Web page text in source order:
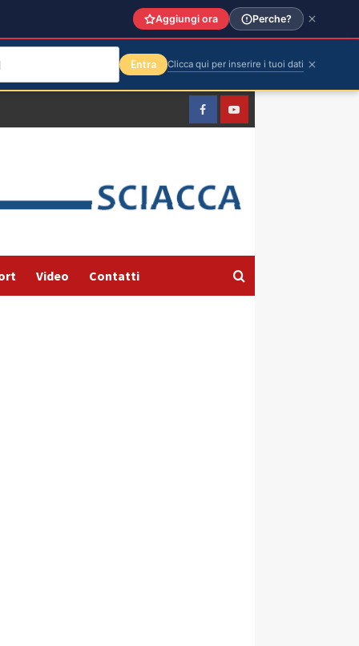
FacebookYountube
Video Contatti
Aggiungi ora Perche?
Entra Clicca qui per inserire i tuoi dati